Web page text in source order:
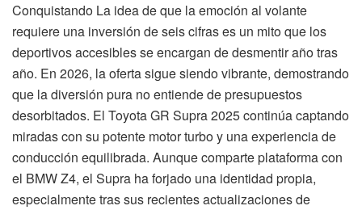
Conquistando La idea de que la emoción al volante
requiere una inversión de seis cifras es un mito que los
deportivos accesibles se encargan de desmentir año tras
año. En 2026, la oferta sigue siendo vibrante, demostrando
que la diversión pura no entiende de presupuestos
desorbitados. El Toyota GR Supra 2025 continúa captando
miradas con su potente motor turbo y una experiencia de
conducción equilibrada. Aunque comparte plataforma con
el BMW Z4, el Supra ha forjado una identidad propia,
especialmente tras sus recientes actualizaciones de